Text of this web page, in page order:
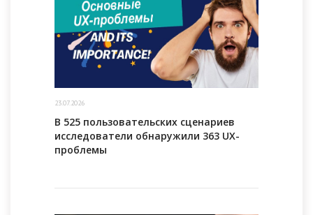
23.07.2026
В 525 пользовательских сценариев
исследователи обнаружили 363 UX-
проблемы